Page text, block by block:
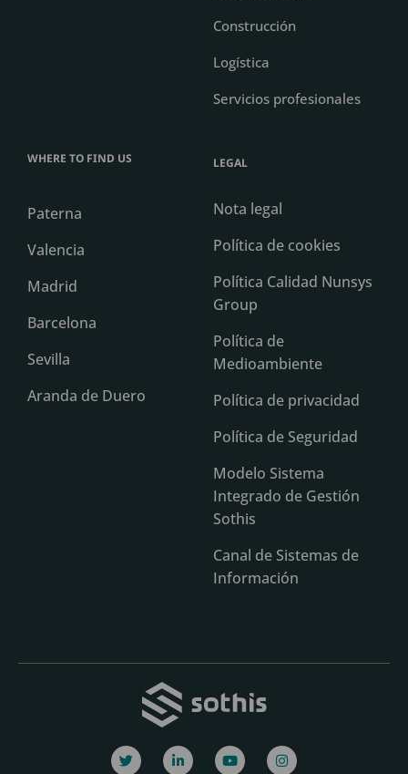
Construcción
Logística
Servicios profesionales
WHERE TO FIND US
Paterna
Valencia
Madrid
Barcelona
Sevilla
Aranda de Duero
LEGAL
Nota legal
Política de cookies
Política Calidad Nunsys
Group
Política de
Medioambiente
Política de privacidad
Política de Seguridad
Modelo Sistema
Integrado de Gestión
Sothis
Canal de Sistemas de
Información